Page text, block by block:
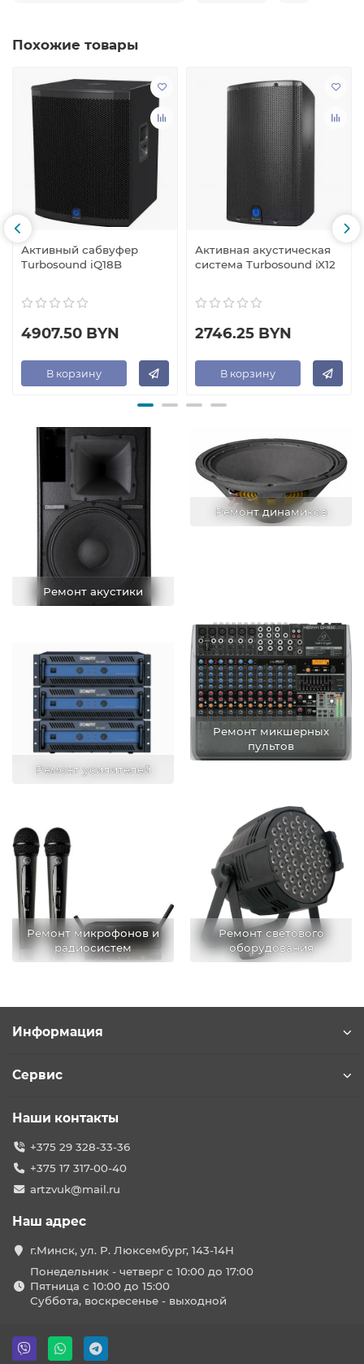
Похожие товары
Активный сабвуфер
Turbosound iQ18B
4907.50 BYN
В корзину
Активная акустическая
система Turbosound iX12
2746.25 BYN
В корзину
Ремонт акустики
Ремонт динамиков
Ремонт усилителей
Ремонт микшерных
пультов
Ремонт микрофонов и
радиосистем
Ремонт светового
оборудования
Информация
Сервис
Наши контакты
+375 29 328-33-36
+375 17 317-00-40
artzvuk@mail.ru
Наш адрес
г.Минск, ул. Р. Люксембург, 143-14Н
Понедельник - четверг с 10:00 до 17:00
Пятница с 10:00 до 15:00
Суббота, воскресенье - выходной